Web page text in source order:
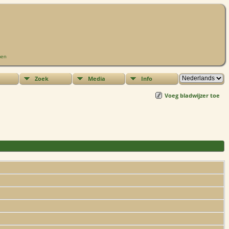
Zoek Media Info
Voeg bladwijzer toe